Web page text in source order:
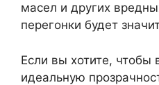
масел и других
перегонки будет
Если вы хотите,
идеальную